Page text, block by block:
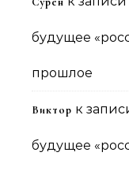
будущее
прошлое
Виктор к
будущее